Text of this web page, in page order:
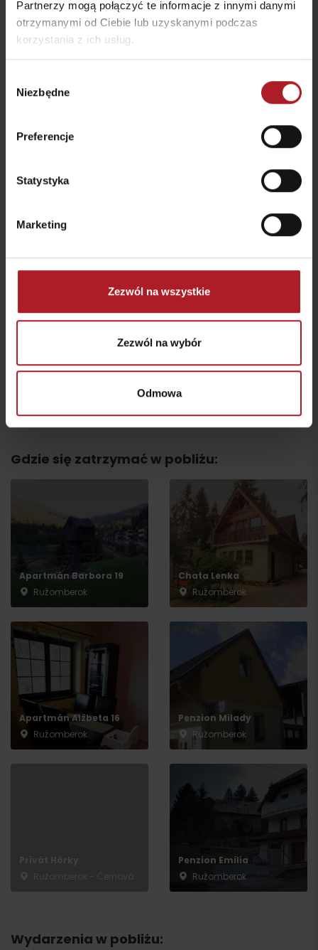
Partnerzy mogą połączyć te informacje z innymi danymi
otrzymanymi od Ciebie lub uzyskanymi podczas
korzystania z ich usług.
zgody
Niezbędne
Preferencje
Statystyka
Marketing
Zezwól na wszystkie
Zezwól na wybór
Odmowa
Naureus.sk – Sklep ze
zdrową żywnością
Tuliolandia
Všetky zážitky a relax
Gdzie się zatrzymać w pobliżu:
Apartmán Barbora 19
Ružomberok
Chata Lenka
Ružomberok
Apartmán Alžbeta 16
Ružomberok
Penzion Milady
Ružomberok
Penzion Emília
Ružomberok
Wydarzenia w pobliżu:
Wyjazd